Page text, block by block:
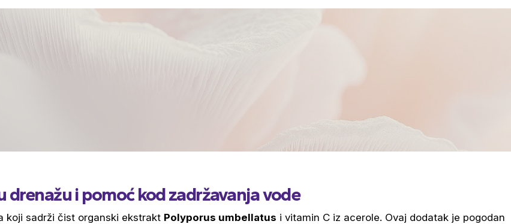
i pomoć kod zadržavanja vode
koji sadrži čist organski ekstrakt Polyporus umbellatus i vitamin C iz acerole. Ovaj dodatak je pogodan